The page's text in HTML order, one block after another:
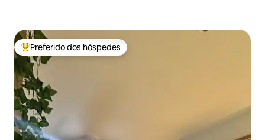
Entre os melhores preferidos dos hóspedes
Preferido dos hóspedes